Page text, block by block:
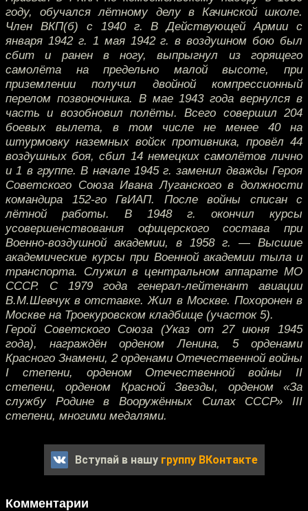
году, обучался лётному делу в Качинской школе.
Член ВКП(б) с 1940 г. В Действующей Армии с
января 1942 г. 1 мая 1942 г. в воздушном бою был
сбит и ранен в ногу, выпрыгнул из горящего
самолёта на предельно малой высоте, при
приземлении получил двойной компрессионный
перелом позвоночника. В мае 1943 года вернулся в
часть и возобновил полёты. Всего совершил 204
боевых вылета, в том числе не менее 40 на
штурмовку наземных войск противника, провёл 44
воздушных боя, сбил 14 немецких самолётов лично
и 1 в группе. В начале 1945 г. заменил дважды Героя
Советского Союза Ивана Луганского в должности
командира 152-го ГвИАП. После войны списан с
лётной работы. В 1948 г. окончил курсы
усовершенствования офицерского состава при
Военно-воздушной академии, в 1958 г. — Высшие
академические курсы при Военной академии тыла и
транспорта. Служил в центральном аппарате МО
СССР. С 1979 года генерал-лейтенант авиации
В.М.Шевчук в отставке. Жил в Москве. Похоронен в
Москве на Троекуровском кладбище (участок 5).
Герой Советского Союза (Указ от 27 июня 1945
года), награждён орденом Ленина, 5 орденами
Красного Знамени, 2 орденами Отечественной войны
I степени, орденом Отечественной войны II
степени, орденом Красной Звезды, орденом «За
службу Родине в Вооружённых Силах СССР» III
степени, многими медалями.
Вступай в нашу группу ВКонтакте
Комментарии